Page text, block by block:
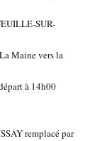
SUR-
Maine vers la
à 14h00
remplacé par